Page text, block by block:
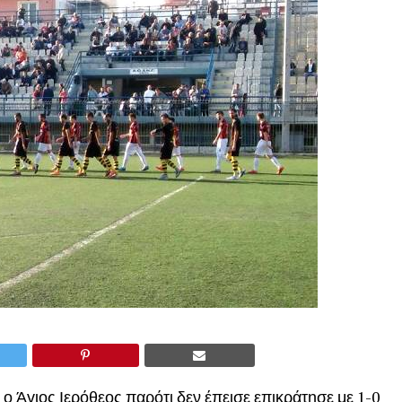
Άγιος Ιερόθεος παρότι δεν έπεισε επικράτησε με 1-0